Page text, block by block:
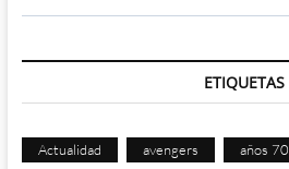
ETIQUETAS
Actualidad avengers años 70